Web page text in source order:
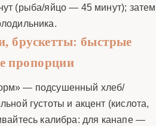
(рыба/яйцо — 45 минут); затем
брускетты: быстрые
пропорции
— подсушенный хлеб/
густоты и акцент (кислота,
калибра: для канапе —